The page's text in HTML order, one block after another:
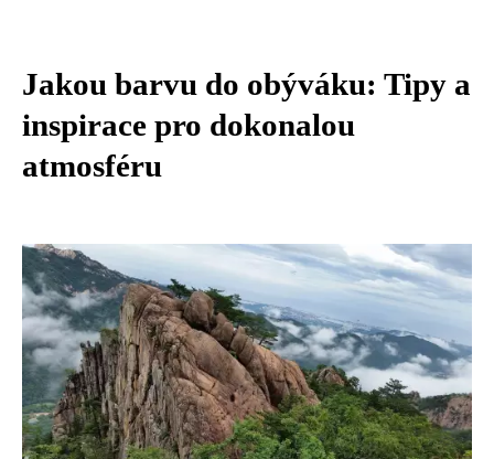
Jakou barvu do obýváku: Tipy a
inspirace pro dokonalou
atmosféru